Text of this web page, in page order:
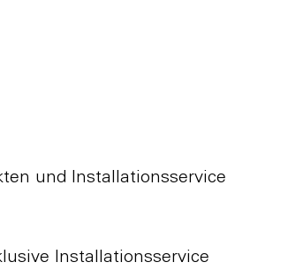
und Installationsservice
Installationsservice